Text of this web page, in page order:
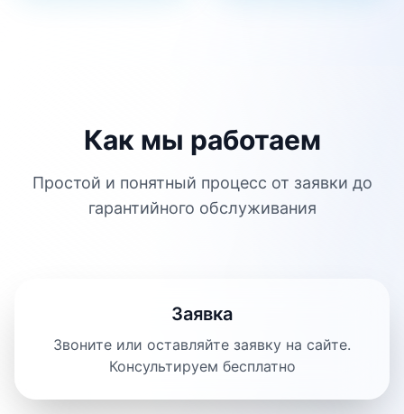
Как мы работаем
Простой и понятный процесс от заявки до
гарантийного обслуживания
Заявка
Звоните или оставляйте заявку на сайте.
Консультируем бесплатно